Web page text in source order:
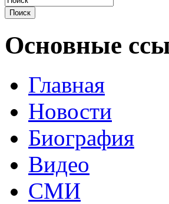
Основные
Главная
Новости
Биография
Видео
СМИ